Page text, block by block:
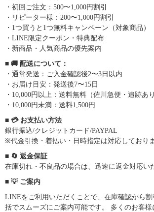
・初回ご注文：500〜1,000円割引
・リピーター様：200〜1,000円割引
・1つ買うと1つ無料キャンペーン（対象商品）
・LINE限定クーポン・特典配布
・新商品・人気商品の優先案内
■ 🚚 配送について：
・通常発送：ご入金確認後2〜3日以内
・お届け目安：発送後7〜15日
・10,000円以上：送料無料（佐川急便・追跡あ
・10,000円未満：送料1,500円
■ 💳 お支払い方法
銀行振込/クレジットカード/PAYPAL
※代金引換・着払い・日時指定は対応しておりま
■ 🔄 返金保証
在庫切れ・不良品の場合は、迅速に返金対応い
■ 💡 ご案内
LINEをご利用いただくことで、在庫確認から
括でスムーズにご案内可能です。 多くのお客様